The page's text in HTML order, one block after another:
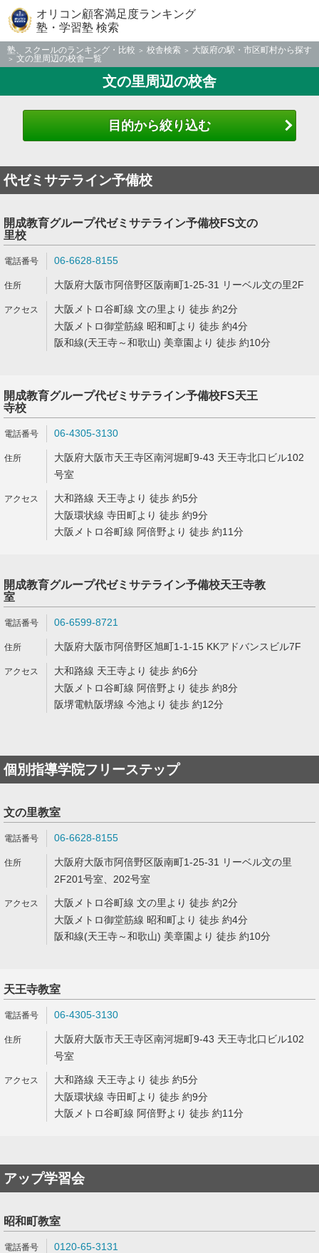
オリコン顧客満足度ランキング
塾・学習塾 検索
塾、スクールのランキング・比較 校舎検索
大阪府の駅・市区町村から探す
文の里周辺の校舎一覧
文の里周辺の校舎
目的から絞り込む
代ゼミサテライン予備校
開成教育グループ代ゼミサテライン予備校FS文の
里校
06-6628-8155
大阪府大阪市阿倍野区阪南町1-25-31 リーベル文の里2F
大阪メトロ谷町線 文の里より 徒歩 約2分
大阪メトロ御堂筋線 昭和町より 徒歩 約4分
阪和線(天王寺～和歌山) 美章園より 徒歩 約10分
開成教育グループ代ゼミサテライン予備校FS天王
寺校
06-4305-3130
大阪府大阪市天王寺区南河堀町9-43 天王寺北口ビル102
号室
大和路線 天王寺より 徒歩 約5分
大阪環状線 寺田町より 徒歩 約9分
大阪メトロ谷町線 阿倍野より 徒歩 約11分
開成教育グループ代ゼミサテライン予備校天王寺教
室
06-6599-8721
大阪府大阪市阿倍野区旭町1-1-15 KKアドバンスビル7F
大和路線 天王寺より 徒歩 約6分
大阪メトロ谷町線 阿倍野より 徒歩 約8分
阪堺電軌阪堺線 今池より 徒歩 約12分
個別指導学院フリーステップ
文の里教室
06-6628-8155
大阪府大阪市阿倍野区阪南町1-25-31 リーベル文の里
2F201号室、202号室
大阪メトロ谷町線 文の里より 徒歩 約2分
大阪メトロ御堂筋線 昭和町より 徒歩 約4分
阪和線(天王寺～和歌山) 美章園より 徒歩 約10分
天王寺教室
06-4305-3130
大阪府大阪市天王寺区南河堀町9-43 天王寺北口ビル102
号室
大和路線 天王寺より 徒歩 約5分
大阪環状線 寺田町より 徒歩 約9分
大阪メトロ谷町線 阿倍野より 徒歩 約11分
アップ学習会
昭和町教室
0120-65-3131